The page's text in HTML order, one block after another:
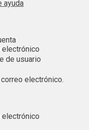
ayuda
electrónico
de usuario
electrónico.
electrónico